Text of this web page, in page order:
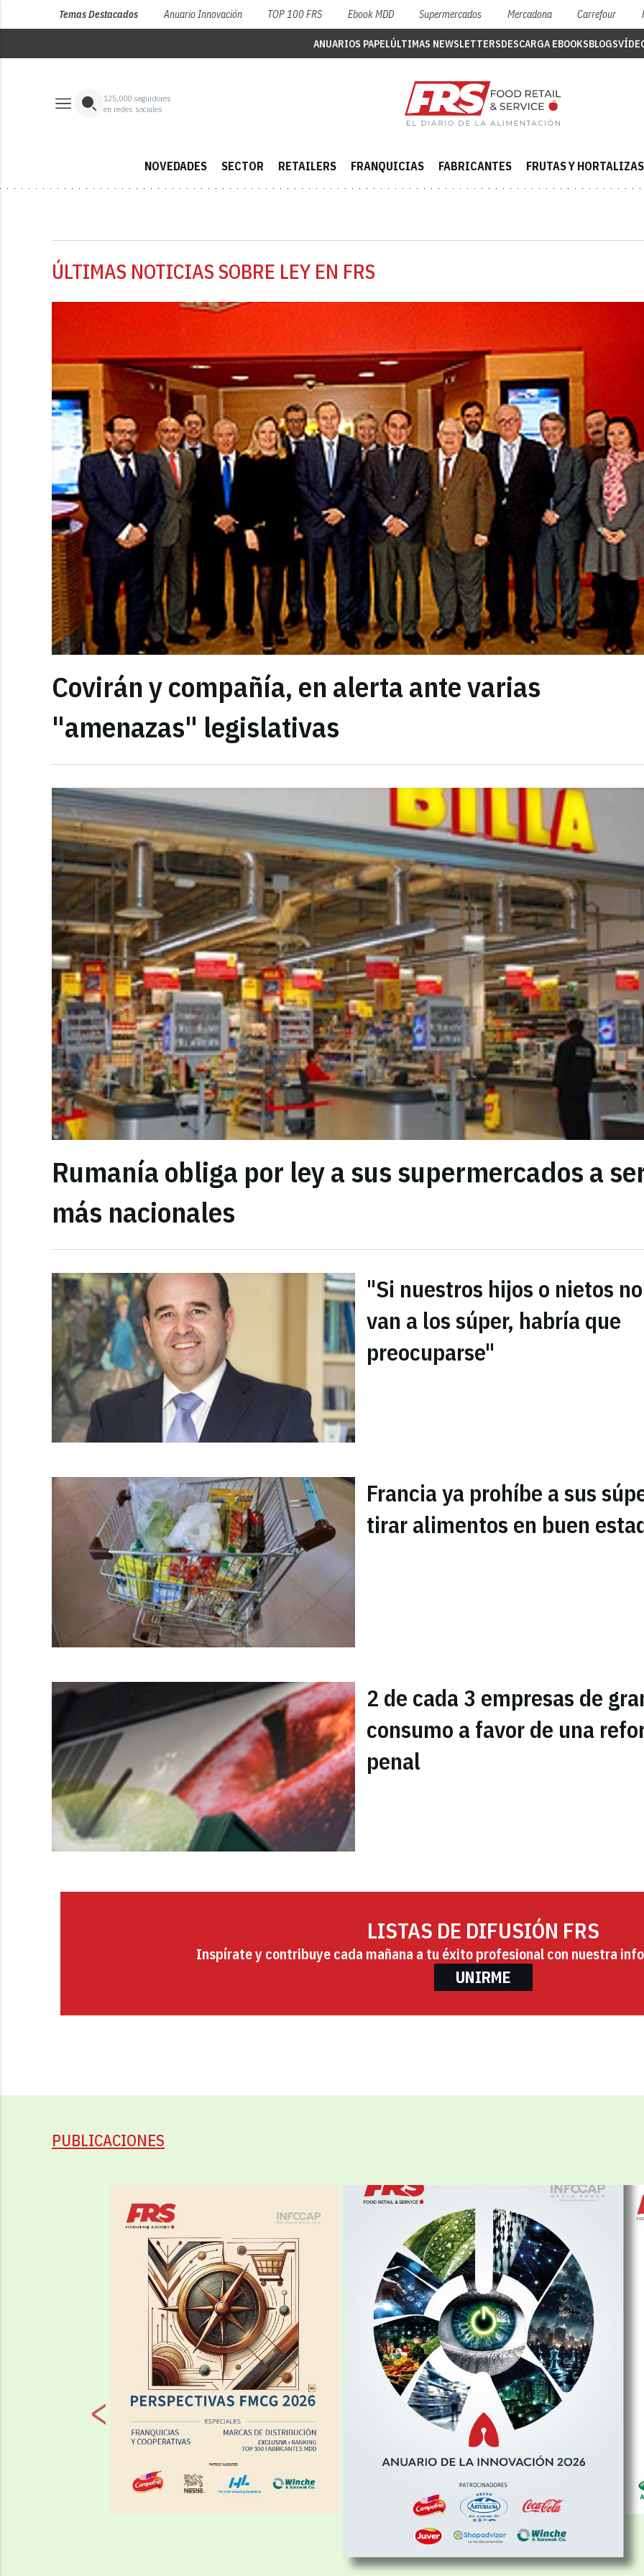
Temas Destacados Anuario Innovación TOP 100 FRS Ebook MDD Supermercados Mercadona Carrefour
ANUARIOS PAPELÚLTIMAS NEWSLETTERSDESCARGA EBOOKSBLOGS
125,000 seguidores
en redes sociales
NOVEDADES SECTOR RETAILERS FRANQUICIAS FABRICANTES FRUTAS Y HORTALIZAS
ÚLTIMAS NOTICIAS SOBRE LEY EN FRS
Covirán y compañía, en alerta ante varias
"amenazas" legislativas
Rumanía obliga por ley a sus supermercados a
más nacionales
"Si nuestros hijos o nietos no
van a los súper, habría que
preocuparse"
Francia ya prohíbe a sus
tirar alimentos en buen
2 de cada 3 empresas de
consumo a favor de una
penal
LISTAS DE DIFUSIÓN FRS
Inspírate y contribuye cada mañana a tu éxito profesional con nuestra
UNIRME
PUBLICACIONES